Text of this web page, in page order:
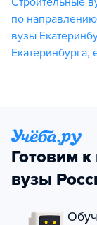
по
вузы
Екатеринбурга,
Готовим
вузы